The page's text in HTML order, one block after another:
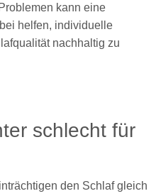
kann eine
helfen, individuelle
nachhaltig zu
schlecht für
den Schlaf gleich